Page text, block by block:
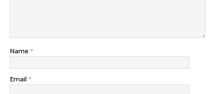
Name *
Email *